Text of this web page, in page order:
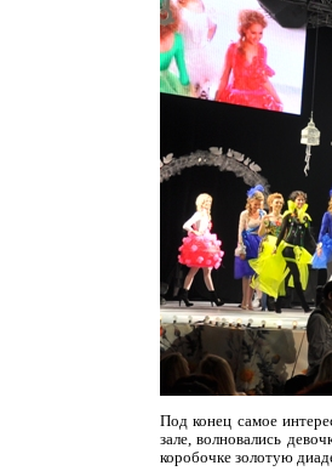
Под конец самое
зале, волновались
коробочке золотую